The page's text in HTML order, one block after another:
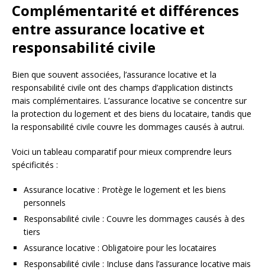
Complémentarité et différences
entre assurance locative et
responsabilité civile
Bien que souvent associées, l’assurance locative et la
responsabilité civile ont des champs d’application distincts
mais complémentaires. L’assurance locative se concentre sur
la protection du logement et des biens du locataire, tandis que
la responsabilité civile couvre les dommages causés à autrui.
Voici un tableau comparatif pour mieux comprendre leurs
spécificités :
Assurance locative : Protège le logement et les biens
personnels
Responsabilité civile : Couvre les dommages causés à des
tiers
Assurance locative : Obligatoire pour les locataires
Responsabilité civile : Incluse dans l’assurance locative mais